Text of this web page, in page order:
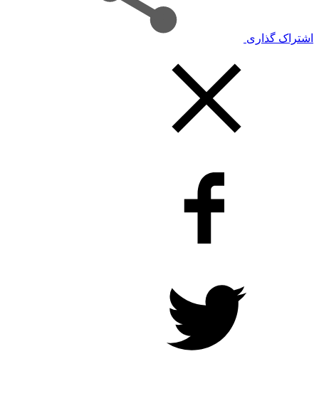
اشتراک گذاری